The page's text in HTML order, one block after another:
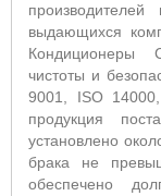
выдающихся
Кондиционеры
чистоты и
9001, ISO
продукция
установлено
брака не
обеспечено